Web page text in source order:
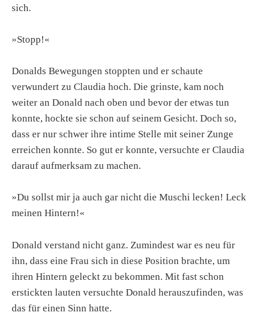
sich.
»Stopp!«
Donalds Bewegungen stoppten und er schaute
verwundert zu Claudia hoch. Die grinste, kam noch
weiter an Donald nach oben und bevor der etwas tun
konnte, hockte sie schon auf seinem Gesicht. Doch so,
dass er nur schwer ihre intime Stelle mit seiner Zunge
erreichen konnte. So gut er konnte, versuchte er Claudia
darauf aufmerksam zu machen.
»Du sollst mir ja auch gar nicht die Muschi lecken! Leck
meinen Hintern!«
Donald verstand nicht ganz. Zumindest war es neu für
ihn, dass eine Frau sich in diese Position brachte, um
ihren Hintern geleckt zu bekommen. Mit fast schon
erstickten lauten versuchte Donald herauszufinden, was
das für einen Sinn hatte.